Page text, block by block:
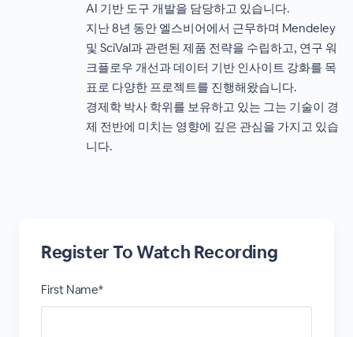
AI 기반 도구 개발을 담당하고 있습니다.
지난 8년 동안 엘스비어에서 근무하며 Mendeley
및 SciVal과 관련된 제품 전략을 수립하고, 연구 워
크플로우 개선과 데이터 기반 인사이트 강화를 목
표로 다양한 프로젝트를 진행해왔습니다.
경제학 박사 학위를 보유하고 있는 그는 기술이 경
제 전반에 미치는 영향에 깊은 관심을 가지고 있습
니다.
Register To Watch Recording
First Name*